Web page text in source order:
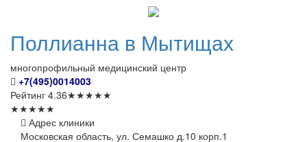
Поллианна в Мытищах
многопрофильный медицинский центр
+7(495)0014003
Рейтинг 4.36★★★★★
★★★★★
Адрес клиники
Московская область, ул. Семашко д.10 корп.1